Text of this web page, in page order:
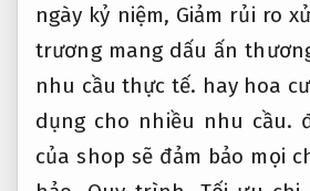
ngày kỷ niệm, Giảm rủi ro
trương mang dấu ấn
nhu cầu thực tế. hay hoa
dụng cho nhiều nhu cầu.
của shop sẽ đảm bảo mọi